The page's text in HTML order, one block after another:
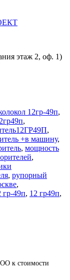
этаж 2, оф. 1)
12гр-49п,
,
,
+в машину,
, мощность
,
, рупорный
,
гр-49п, 12 гр49п,
к стоимости